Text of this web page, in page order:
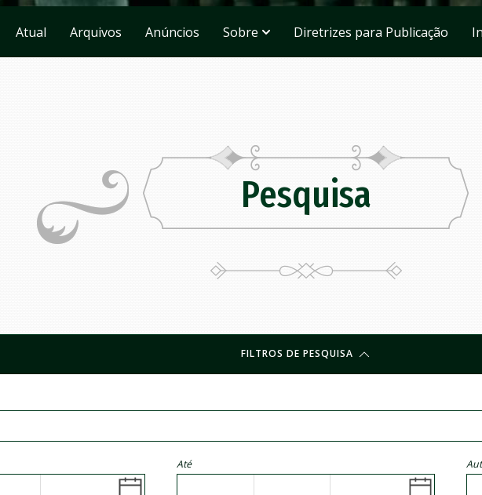
Atual Arquivos Anúncios Sobre Diretrizes para Publicação
Pesquisa
FILTROS DE PESQUISA
Até